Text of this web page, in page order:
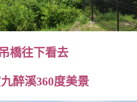
橋往下看去
醉溪360度美景